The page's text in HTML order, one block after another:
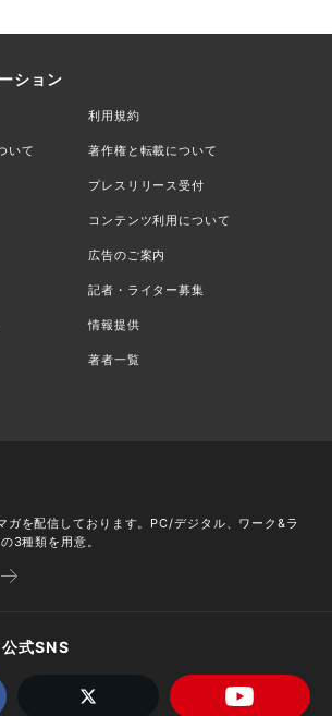
ション
利用規約
いて 著作権と転載について
プレスリリース受付
コンテンツ利用について
広告のご案内
記者・ライター募集
情報提供
著者一覧
ガを配信しております。PC/デジタル、ワーク&ラ
3種類を用意。
式SNS